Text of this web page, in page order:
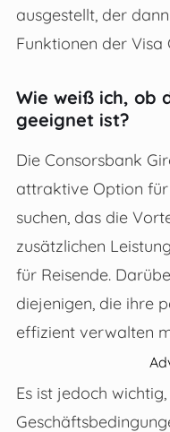
ausgestellt, der
Funktionen der
Wie weiß ich, ob
geeignet ist?
Die Consorsbank
attraktive Option
suchen, das die
zusätzlichen
für Reisende.
diejenigen, die ihre
effizient verwalten
Es ist jedoch